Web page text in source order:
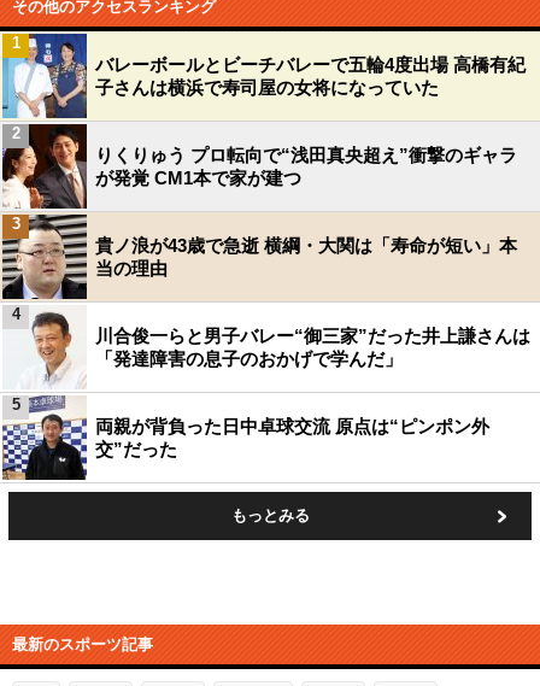
その他のアクセスランキング
バレーボールとビーチバレーで五輪4度出場 高橋有紀
子さんは横浜で寿司屋の女将になっていた
1
りくりゅう プロ転向で“浅田真央超え”衝撃のギャラ
が発覚 CM1本で家が建つ
2
貴ノ浪が43歳で急逝 横綱・大関は「寿命が短い」本
当の理由
3
川合俊一らと男子バレー“御三家”だった井上謙さんは
「発達障害の息子のおかげで学んだ」
4
両親が背負った日中卓球交流 原点は“ピンポン外
交”だった
5
もっとみる
最新のスポーツ記事